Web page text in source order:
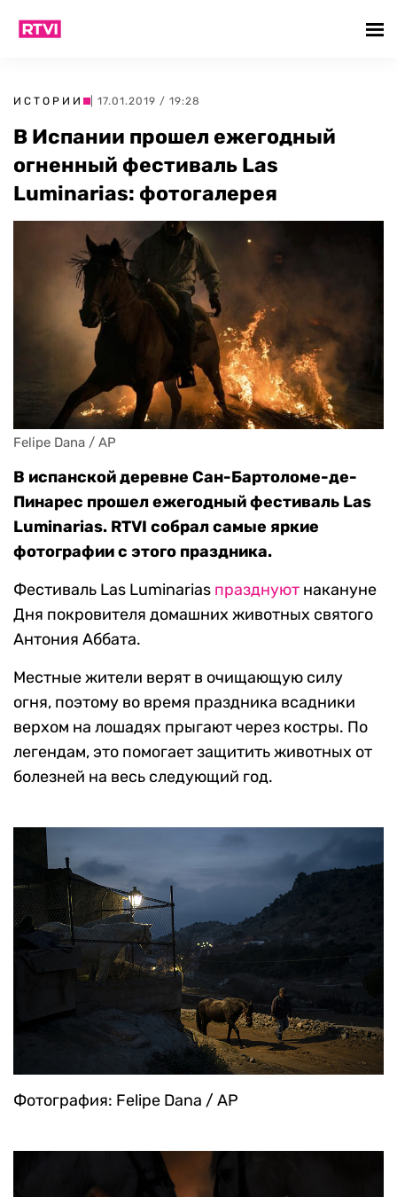
ИСТОРИИ | 17.01.2019 / 19:28
В Испании прошел ежегодный
огненный фестиваль Las
Luminarias: фотогалерея
Felipe Dana / AP
В испанской деревне Сан-Бартоломе-де-
Пинарес прошел ежегодный фестиваль Las
Luminarias. RTVI собрал самые яркие
фотографии с этого праздника.
Фестиваль Las Luminarias празднуют накануне
Дня покровителя домашних животных святого
Антония Аббата.
Местные жители верят в очищающую силу
огня, поэтому во время праздника всадники
верхом на лошадях прыгают через костры. По
легендам, это помогает защитить животных от
болезней на весь следующий год.
Фотография: Felipe Dana / AP